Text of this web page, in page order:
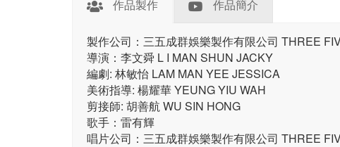
作品製作 作品簡介
製作公司：三五成群娛樂製作有限公司 THREE
導演：李文舜 L I MAN SHUN JACKY
編劇: 林敏怡 LAM MAN YEE JESSICA
美術指導: 楊耀華 YEUNG YIU WAH
剪接師: 胡善航 WU SIN HONG
歌手：雷有輝
唱片公司：三五成群娛樂製作有限公司 THREE